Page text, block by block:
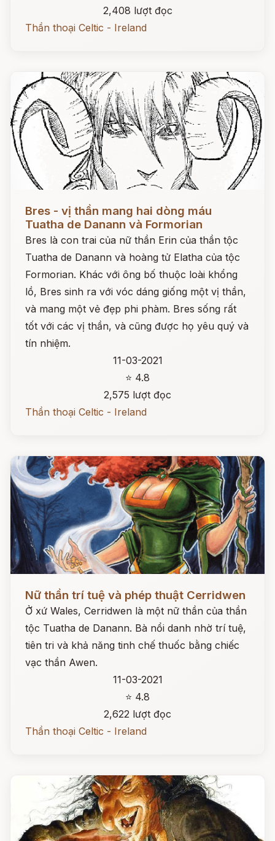
2,408 lượt đọc
Thần thoại Celtic - Ireland
Bres - vị thần mang hai dòng máu
Tuatha de Danann và Formorian
Bres là con trai của nữ thần Erin của thần tộc
Tuatha de Danann và hoàng tử Elatha của tộc
Formorian. Khác với ông bố thuộc loài khổng
lồ, Bres sinh ra với vóc dáng giống một vị thần,
và mang một vẻ đẹp phi phàm. Bres sống rất
tốt với các vị thần, và cũng được họ yêu quý và
tín nhiệm.
11-03-2021
⭐ 4.8
2,575 lượt đọc
Thần thoại Celtic - Ireland
Nữ thần trí tuệ và phép thuật Cerridwen
Ở xứ Wales, Cerridwen là một nữ thần của thần
tộc Tuatha de Danann. Bà nổi danh nhờ trí tuệ,
tiên tri và khả năng tinh chế thuốc bằng chiếc
vạc thần Awen.
11-03-2021
⭐ 4.8
2,622 lượt đọc
Thần thoại Celtic - Ireland